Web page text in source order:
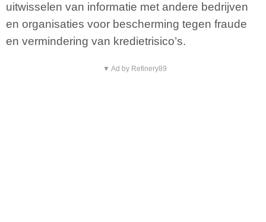
uitwisselen van informatie met andere bedrijven
en organisaties voor bescherming tegen fraude
en vermindering van kredietrisico’s.
▼ Ad by Refinery89